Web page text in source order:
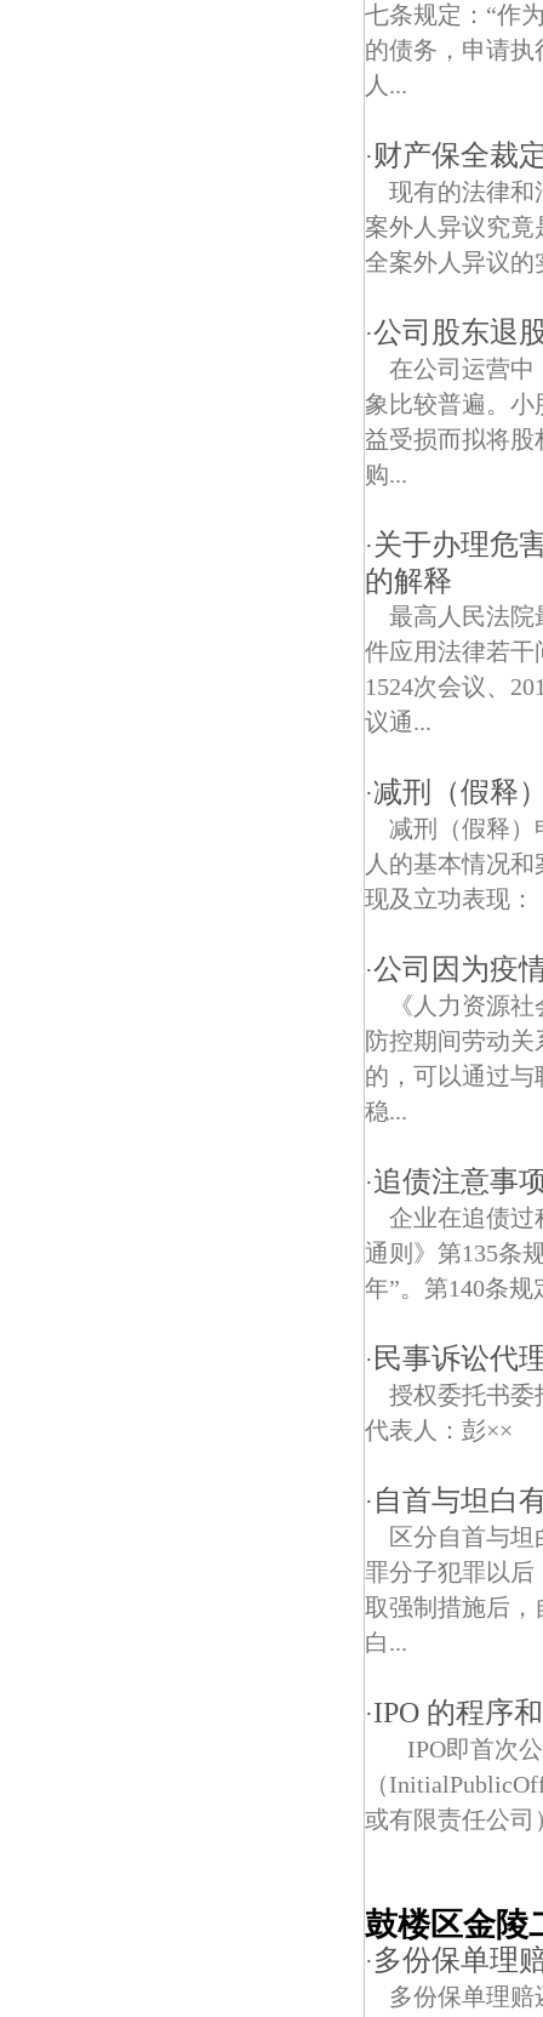
七条规定：“作
的债务，申请
人...
·财产保全裁
现有的法律和
案外人异议究
全案外人异议
·公司股东退
在公司运营中
象比较普遍。
益受损而拟将股
购...
·关于办理危
的解释
最高人民法院
件应用法律若干
1524次会议、
议通...
·减刑（假释
减刑（假释
人的基本情况
现及立功表现
·公司因为疫
《人力资源
防控期间劳动
的，可以通过
稳...
·追债注意事
企业在追债
通则》第135条
年”。第140条
· 民事诉讼代
授权委托书委
代表人：彭××
· 自首与坦白
区分自首与
罪分子犯罪以后
取强制措施后，
白...
·IPO 的程序
IPO即首次
（
或有限责任公司
鼓楼区金陵
·多份保单理
多份保单理